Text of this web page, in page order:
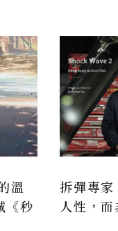
溫
秒
拆彈專
人性，